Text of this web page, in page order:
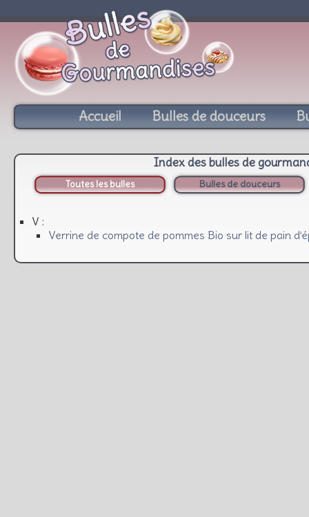
Accueil Bulles de douceurs
Index des bulles de
Toutes les bulles Bulles de douceurs
V :
Verrine de compote de pommes Bio sur lit de pain